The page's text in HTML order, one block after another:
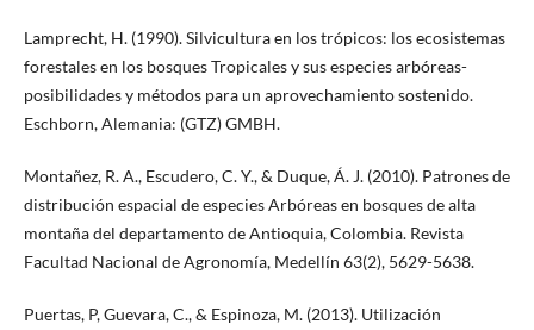
Lamprecht, H. (1990). Silvicultura en los trópicos: los ecosistemas
forestales en los bosques Tropicales y sus especies arbóreas-
posibilidades y métodos para un aprovechamiento sostenido.
Eschborn, Alemania: (GTZ) GMBH.
Montañez, R. A., Escudero, C. Y., & Duque, Á. J. (2010). Patrones de
distribución espacial de especies Arbóreas en bosques de alta
montaña del departamento de Antioquia, Colombia. Revista
Facultad Nacional de Agronomía, Medellín 63(2), 5629-5638.
Puertas, P, Guevara, C., & Espinoza, M. (2013). Utilización